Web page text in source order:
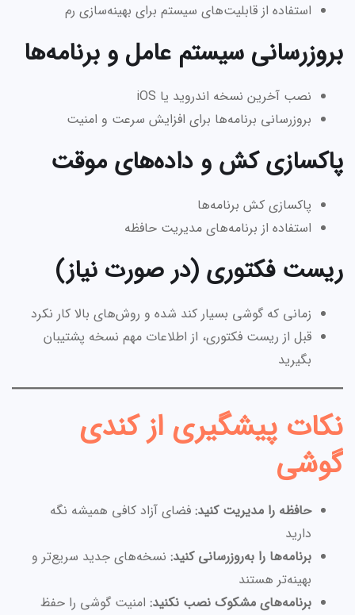
استفاده از قابلیت‌های سیستم برای بهینه‌سازی رم
بروزرسانی سیستم عامل و برنامه‌ها
نصب آخرین نسخه اندروید یا iOS
بروزرسانی برنامه‌ها برای افزایش سرعت و امنیت
پاکسازی کش و داده‌های موقت
پاکسازی کش برنامه‌ها
استفاده از برنامه‌های مدیریت حافظه
ریست فکتوری (در صورت نیاز)
زمانی که گوشی بسیار کند شده و روش‌های بالا کار نکرد
قبل از ریست فکتوری، از اطلاعات مهم نسخه پشتیبان
بگیرید
نکات پیشگیری از کندی
گوشی
حافظه را مدیریت کنید: فضای آزاد کافی همیشه نگه
دارید
برنامه‌ها را به‌روزرسانی کنید: نسخه‌های جدید سریع‌تر و
بهینه‌تر هستند
برنامه‌های مشکوک نصب نکنید: امنیت گوشی را حفظ